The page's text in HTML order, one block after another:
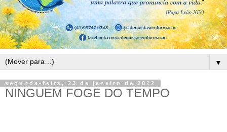
▼
segunda-feira, 23 de janeiro de 2012
NINGUEM FOGE DO TEMPO